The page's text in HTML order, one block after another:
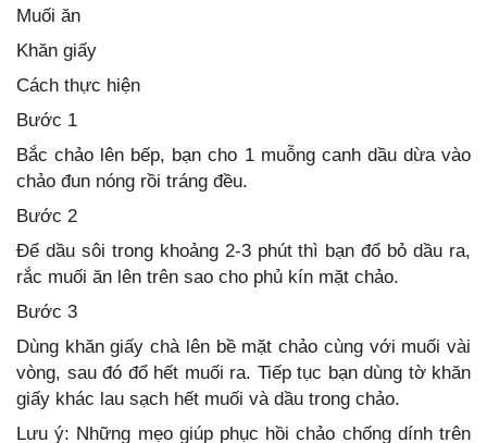
Muối ăn
Khăn giấy
Cách thực hiện
Bước 1
Bắc chảo lên bếp, bạn cho 1 muỗng canh dầu dừa vào
chảo đun nóng rồi tráng đều.
Bước 2
Để dầu sôi trong khoảng 2-3 phút thì bạn đổ bỏ dầu ra,
rắc muối ăn lên trên sao cho phủ kín mặt chảo.
Bước 3
Dùng khăn giấy chà lên bề mặt chảo cùng với muối vài
vòng, sau đó đổ hết muối ra. Tiếp tục bạn dùng tờ khăn
giấy khác lau sạch hết muối và dầu trong chảo.
Lưu ý: Những mẹo giúp phục hồi chảo chống dính trên